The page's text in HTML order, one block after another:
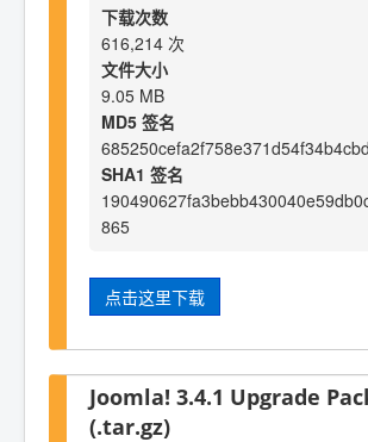
下载次数
616,214 次
文件大小
9.05 MB
MD5 签名
SHA1 签名
865
点击这里下载
Joomla! 3.4.1 Upgrade
(.tar.gz)